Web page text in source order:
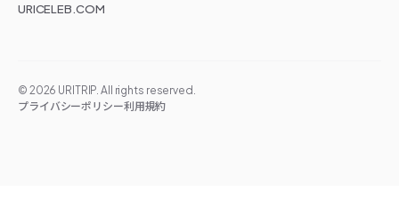
URICELEB.COM
© 2026 URITRIP. All rights reserved.
プライバシーポリシー利用規約